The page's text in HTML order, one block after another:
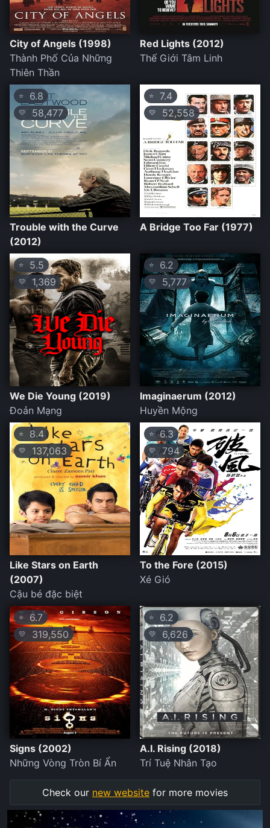
City of Angels (1998)
Thành Phố Của Những
Thiên Thần
Red Lights (2012)
Thế Giới Tâm Linh
⭐ 6.8
💛 58,477
Trouble with the Curve
(2012)
⭐ 7.4
💛 52,558
A Bridge Too Far (1977)
⭐ 5.5
💛 1,369
We Die Young (2019)
Đoản Mạng
⭐ 6.2
💛 5,777
Imaginaerum (2012)
Huyền Mộng
⭐ 8.4
💛 137,063
Like Stars on Earth
(2007)
Cậu bé đặc biệt
⭐ 6.3
💛 794
To the Fore (2015)
Xé Gió
⭐ 6.7
💛 319,550
Signs (2002)
Những Vòng Tròn Bí Ẩn
⭐ 6.2
💛 6,626
A.I. Rising (2018)
Trí Tuệ Nhân Tạo
Check our new website for more movies